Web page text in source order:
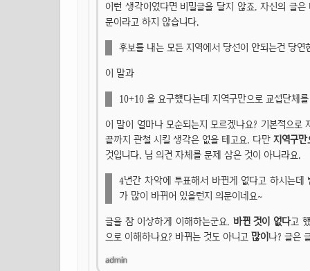
이런 생각이었다면 비밀글을 달지 않죠. 자신의 글
문이라고 하지 않습니다.
후보를 내는 모든 지역에서 당선이 안되는건 당연
이 말과
10+10 을 요구했다는데 지역구만으로 교섭단체
이 말이 얼마나 모순되는지 모르겠나요? 기본적으
끝까지 관철 시킬 생각은 없을 테고요. 다만지역구
것입니다. 님 의견 자체를 문제 삼은 것이 아니라요.
4년간 차악에 투표해서 바뀐게 없다고 하시는데
가 많이 바뀌어 있을런지 의문이네요~
글을 참 이상하게 이해하는군요. 바뀐 것이 없다고
으로 이해하나요? 바뀌는 것도 아니고 많이나? 글은